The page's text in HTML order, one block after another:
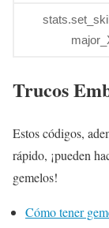
Trucos
Estos códigos,
rápido, ¡pueden
gemelos!
Cómo tener